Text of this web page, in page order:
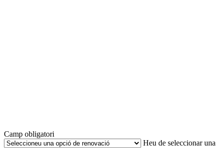
Camp obligatori
Heu de seleccionar una